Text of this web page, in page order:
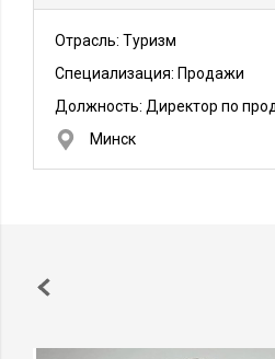
Отрасль: Туризм
Специализация: Продажи
Должность: Директор по
Минск